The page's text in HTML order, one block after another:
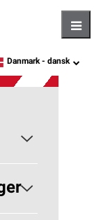
Danmark - dansk